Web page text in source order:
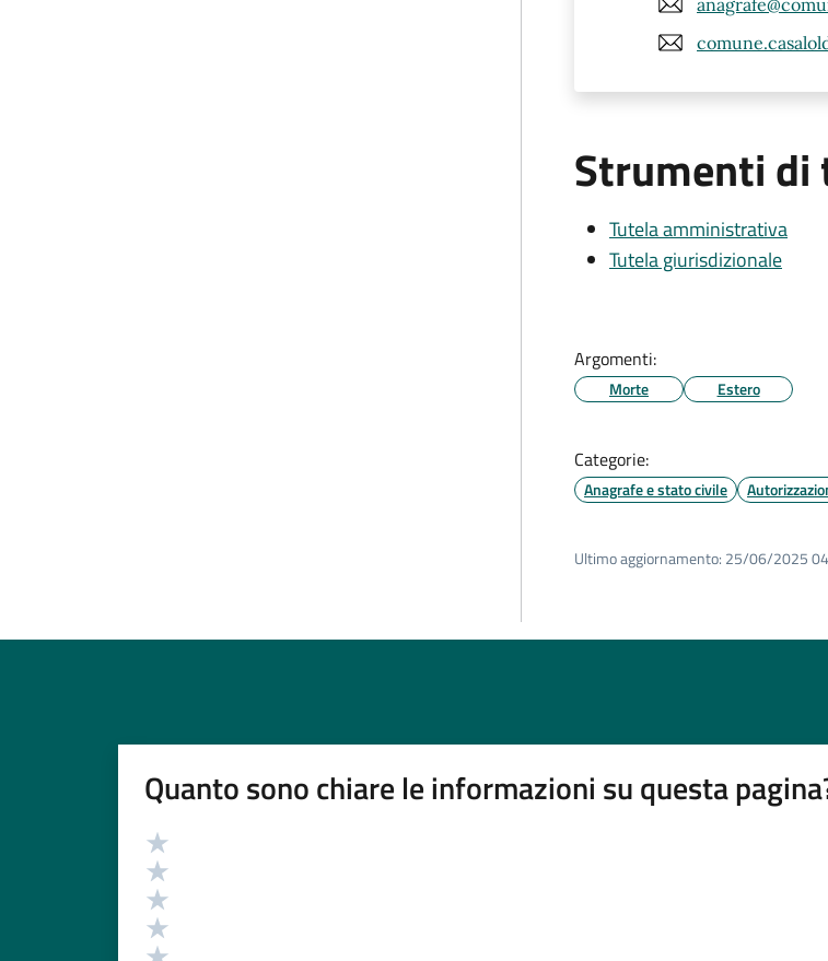
Strumenti di
Tutela amministrativa
Tutela giurisdizionale
Argomenti:
Morte Estero
Categorie:
Anagrafe e stato civile
Ultimo aggiornamento: 25/06/2025
Quanto sono chiare le informazioni su questa
Valutazione